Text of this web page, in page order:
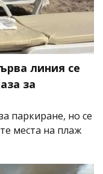
линия се
за
паркиране, но се
места на плаж